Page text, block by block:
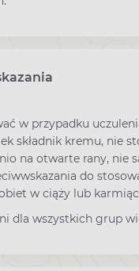
w przypadku
składnik kremu, nie
na otwarte rany, nie
do
w ciąży lub
dla wszystkich grup